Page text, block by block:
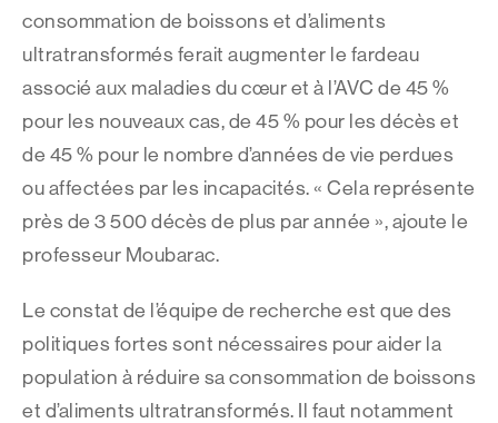
consommation de boissons et d’aliments
ultratransformés ferait augmenter le fardeau
associé aux maladies du cœur et à l’AVC de 45 %
pour les nouveaux cas, de 45 % pour les décès et
de 45 % pour le nombre d’années de vie perdues
ou affectées par les incapacités. « Cela représente
près de 3 500 décès de plus par année », ajoute le
professeur Moubarac.
Le constat de l’équipe de recherche est que des
politiques fortes sont nécessaires pour aider la
population à réduire sa consommation de boissons
et d’aliments ultratransformés. Il faut notamment